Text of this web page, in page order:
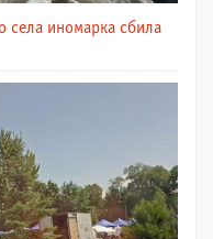
села иномарка сбила